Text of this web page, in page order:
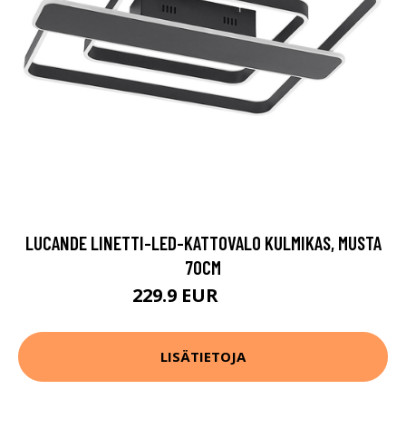
LUCANDE LINETTI-LED-KATTOVALO KULMIKAS, MUSTA
70CM
229.9 EUR
LISÄTIETOJA